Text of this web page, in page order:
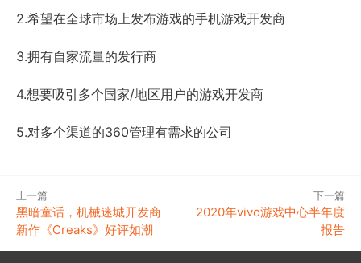
2.希望在全球市场上发布游戏的手机游戏开发商
3.拥有自家流量的发行商
4.想要吸引多个国家/地区用户的游戏开发商
5.对多个渠道的360管理有需求的公司
上一篇
黑暗童话，机械迷城开发商
新作《Creaks》好评如潮
下一篇
2020年vivo游戏中心半年度
报告